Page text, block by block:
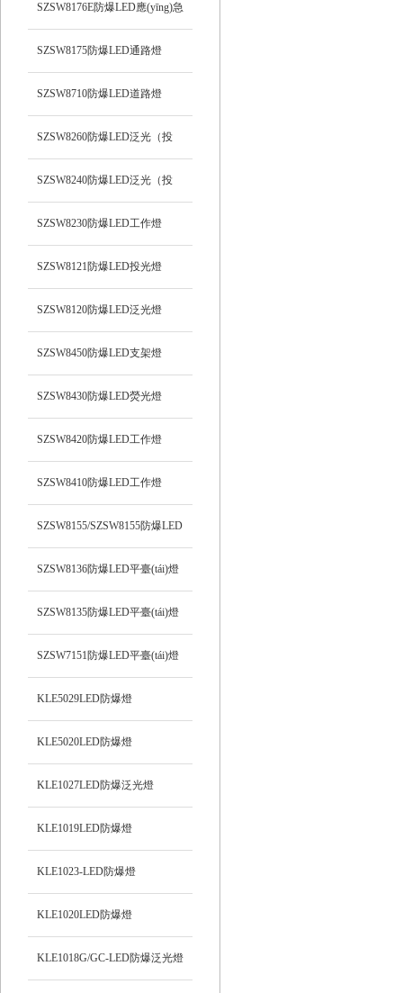
SZSW8176E防爆LED應(yīng)急
燈
SZSW8175防爆LED通路燈
SZSW8710防爆LED道路燈
SZSW8260防爆LED泛光（投
光）工作燈
SZSW8240防爆LED泛光（投
光）工作燈
SZSW8230防爆LED工作燈
SZSW8121防爆LED投光燈
SZSW8120防爆LED泛光燈
SZSW8450防爆LED支架燈
SZSW8430防爆LED熒光燈
SZSW8420防爆LED工作燈
SZSW8410防爆LED工作燈
SZSW8155/SZSW8155防爆LED
平臺(tái)燈
SZSW8136防爆LED平臺(tái)燈
SZSW8135防爆LED平臺(tái)燈
SZSW7151防爆LED平臺(tái)燈
KLE5029LED防爆燈
KLE5020LED防爆燈
KLE1027LED防爆泛光燈
KLE1019LED防爆燈
KLE1023-LED防爆燈
KLE1020LED防爆燈
KLE1018G/GC-LED防爆泛光燈